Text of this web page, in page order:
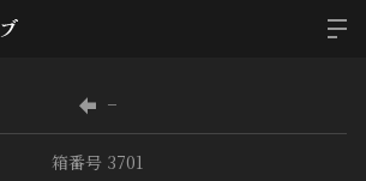
−
箱番号 3701